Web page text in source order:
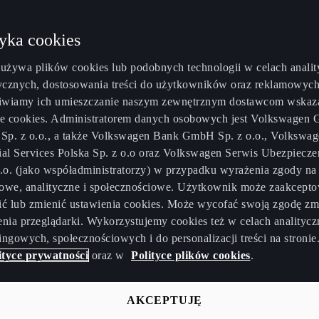
którzy decydują się na wzięcie firmowego samochodu,
Jednak warto wiedzieć, że istnieją różne rodzaje leasingu
Czym się charakteryzują i jakie korzyści niosą dla
najpopularniejsze rodzaje leasingu samochodowego.
cookies
plików cookies lub podobnych technologii w celach
dostosowania treści do użytkowników oraz
ich umieszczanie naszym zewnętrznym dostawcom
cookies. Administratorem danych osobowych jest Volkswagen
z o.o., a także Volkswagen Bank GmbH Sp. z o.o.,
Services Polska Sp. z o.o oraz Volkswagen Serwis
(jako współadministratorzy) w przypadku wyrażenia zgody na
analityczne i społecznościowe. Użytkownik może
lub zmienić ustawienia cookies. Może wycofać swoją zgodę
przeglądarki. Wykorzystujemy cookies też w celach
społecznościowych i do personalizacji treści na
prywatności oraz w Polityce plików cookies.
AKCEPTUJĘ